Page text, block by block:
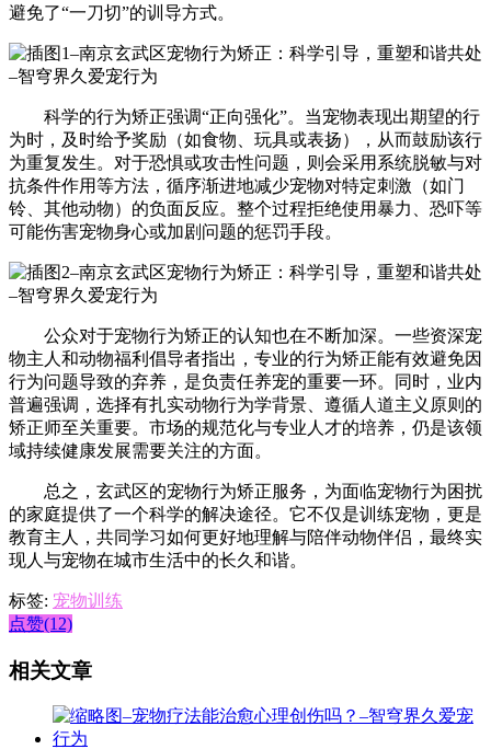
避免了“一刀切”的训导方式。
科学的行为矫正强调“正向强化”。当宠物表现出期望的行
为时，及时给予奖励（如食物、玩具或表扬），从而鼓励该行
为重复发生。对于恐惧或攻击性问题，则会采用系统脱敏与对
抗条件作用等方法，循序渐进地减少宠物对特定刺激（如门
铃、其他动物）的负面反应。整个过程拒绝使用暴力、恐吓等
可能伤害宠物身心或加剧问题的惩罚手段。
公众对于宠物行为矫正的认知也在不断加深。一些资深宠
物主人和动物福利倡导者指出，专业的行为矫正能有效避免因
行为问题导致的弃养，是负责任养宠的重要一环。同时，业内
普遍强调，选择有扎实动物行为学背景、遵循人道主义原则的
矫正师至关重要。市场的规范化与专业人才的培养，仍是该领
域持续健康发展需要关注的方面。
总之，玄武区的宠物行为矫正服务，为面临宠物行为困扰
的家庭提供了一个科学的解决途径。它不仅是训练宠物，更是
教育主人，共同学习如何更好地理解与陪伴动物伴侣，最终实
现人与宠物在城市生活中的长久和谐。
标签: 宠物训练
点赞(12)
相关文章